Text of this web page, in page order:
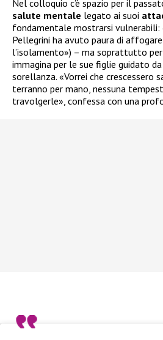
Nel colloquio c’è spazio per il
salute mentale legato ai suoi
fondamentale mostrarsi vulnerabili:
Pellegrini ha avuto paura di
l’isolamento») – ma soprattutto
immagina per le sue figlie guidato
sorellanza. «Vorrei che crescessero
terranno per mano, nessuna
travolgerle», confessa con una